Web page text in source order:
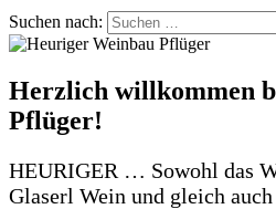
Suchen nach:
Herzlich willkommen
Pflüger!
HEURIGER … Sowohl das
Glaserl Wein und gleich